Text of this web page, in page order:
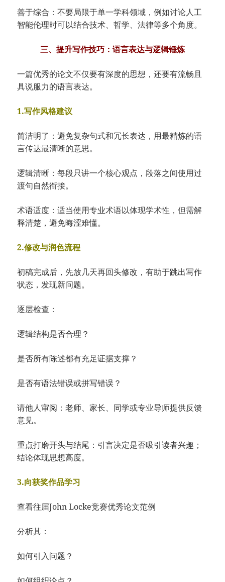
善于综合：不要局限于单一学科领域，例如讨论人工
智能伦理时可以结合技术、哲学、法律等多个角度。
三、提升写作技巧：语言表达与逻辑锤炼
一篇优秀的论文不仅要有深度的思想，还要有流畅且
具说服力的语言表达。
1.写作风格建议
简洁明了：避免复杂句式和冗长表达，用最精炼的语
言传达最清晰的意思。
逻辑清晰：每段只讲一个核心观点，段落之间使用过
渡句自然衔接。
术语适度：适当使用专业术语以体现学术性，但需解
释清楚，避免晦涩难懂。
2.修改与润色流程
初稿完成后，先放几天再回头修改，有助于跳出写作
状态，发现新问题。
逐层检查：
逻辑结构是否合理？
是否所有陈述都有充足证据支撑？
是否有语法错误或拼写错误？
请他人审阅：老师、家长、同学或专业导师提供反馈
意见。
重点打磨开头与结尾：引言决定是否吸引读者兴趣；
结论体现思想高度。
3.向获奖作品学习
查看往届John Locke竞赛优秀论文范例
分析其：
如何引入问题？